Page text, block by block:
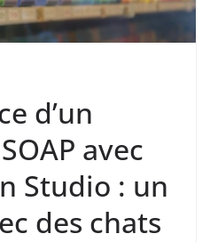
d’un
avec
Studio : un
des chats